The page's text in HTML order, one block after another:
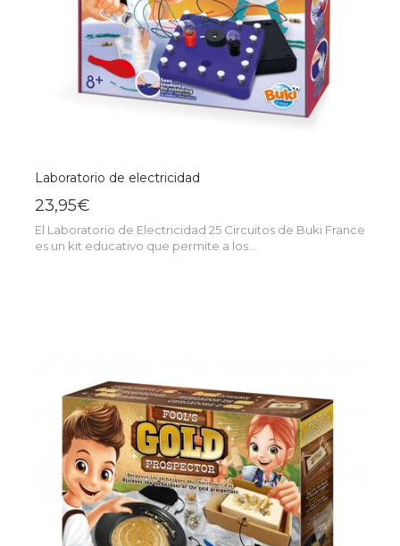
Laboratorio de electricidad
23,95€
El Laboratorio de Electricidad 25 Circuitos de Buki France
es un kit educativo que permite a los...